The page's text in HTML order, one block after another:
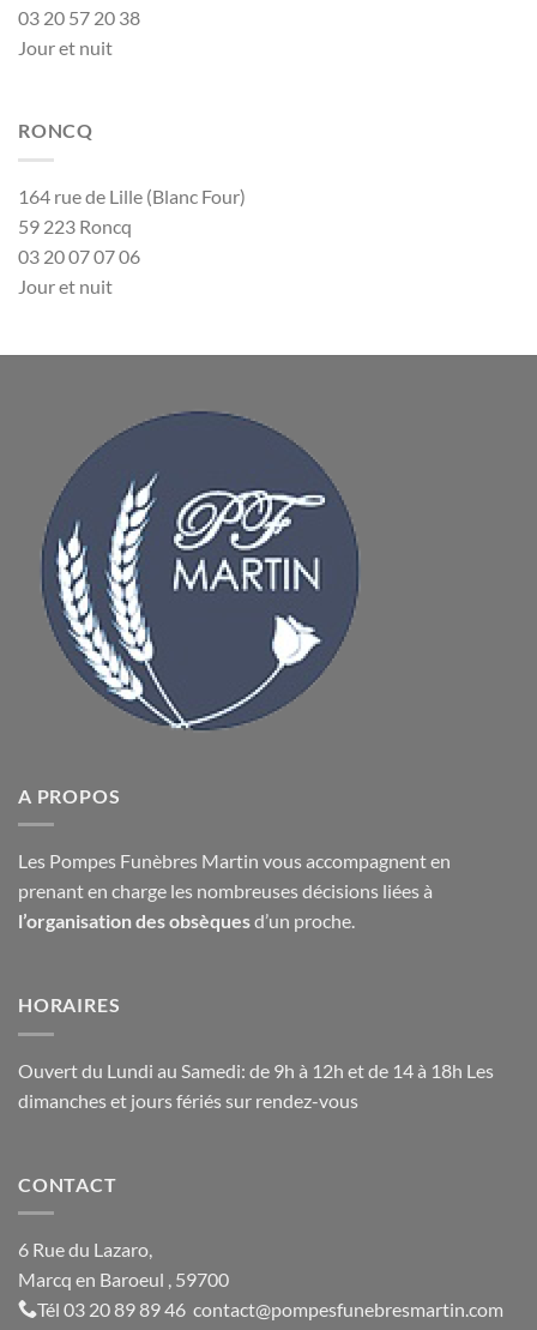
03 20 57 20 38
Jour et nuit
RONCQ
164 rue de Lille (Blanc Four)
59 223 Roncq
03 20 07 07 06
Jour et nuit
A PROPOS
Les Pompes Funèbres Martin vous accompagnent en
prenant en charge les nombreuses décisions liées à
l’organisation des obsèquesd’un proche.
HORAIRES
Ouvert du Lundi au Samedi: de 9h à 12h et de 14 à 18h Les
dimanches et jours fériés sur rendez-vous
CONTACT
6 Rue du Lazaro,
Marcq en Baroeul , 59700
Tél 03 20 89 89 46 contact@pompesfunebresmartin.com